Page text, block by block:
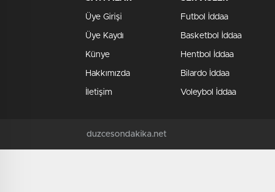
Üye Girişi
Üye Kaydı
Künye
Hakkımızda
İletişim
Futbol İddaa
Basketbol İddaa
Hentbol İddaa
Bilardo İddaa
Voleybol İddaa
duzcesondakika.net